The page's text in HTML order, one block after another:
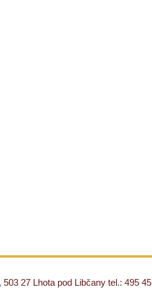
27 Lhota pod Libčany tel.: 495